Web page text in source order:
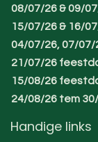
08/07/26 & 09/
15/07/26 & 16/
04/07/26, 07/07/
21/07/26
15/08/26
24/08/26 tem
Handige links